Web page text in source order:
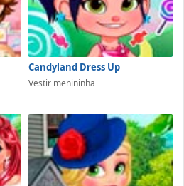
Candyland Dress Up
Vestir menininha